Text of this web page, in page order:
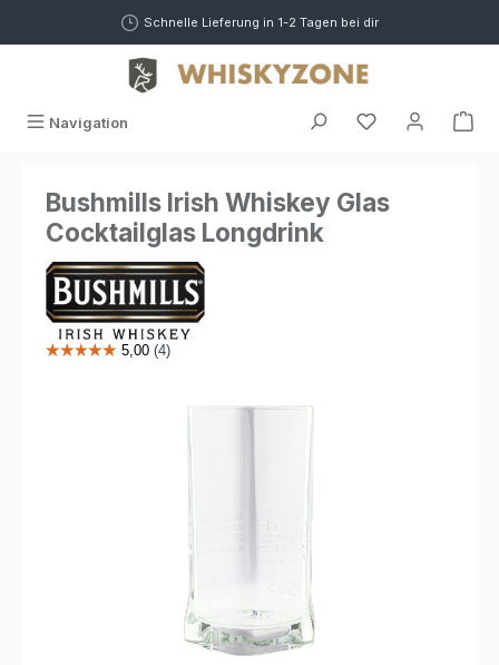
Schnelle Lieferung in 1-2 Tagen bei dir
Navigation
Bushmills Irish Whiskey Glas
Cocktailglas Longdrink